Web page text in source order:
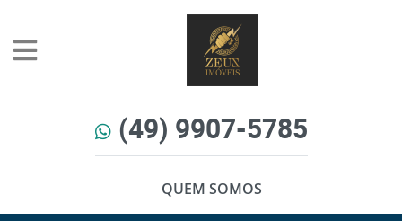
(49) 9907-5785
QUEM SOMOS